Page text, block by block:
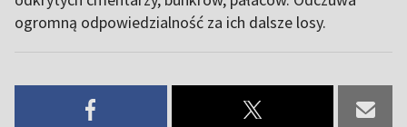
ogromną odpowiedzialność za ich dalsze losy.